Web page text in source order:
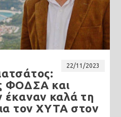
22/11/2023
ΦΟΔΣΑ και
έκαναν καλά τη
τον ΧΥΤΑ στον